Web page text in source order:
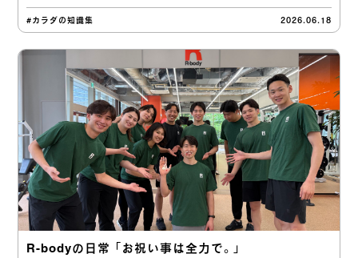
#カラダの知識集 2026.06.18
R-bodyの日常 「お祝い事は全力で。」